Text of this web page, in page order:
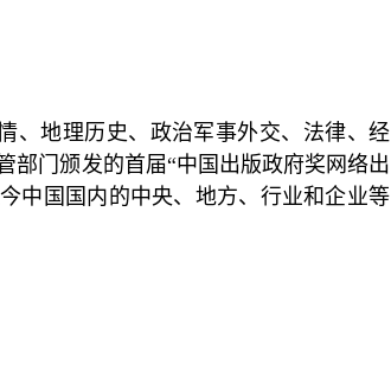
、地理历史、政治军事外交、法律、经
部门颁发的首届“中国出版政府奖网络出
中国国内的中央、地方、行业和企业等